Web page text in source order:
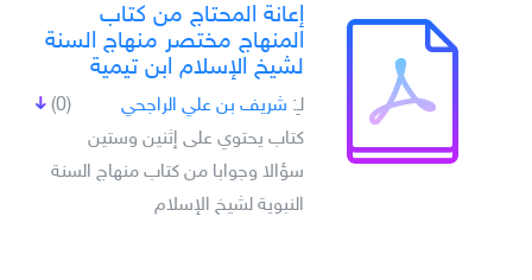
إعانة المحتاج من كتاب
المنهاج مختصر منهاج السنة
لشيخ الإسلام ابن تيمية
(0) لـِ: شريف بن علي الراجحي
كتاب يحتوي على إثنين وستين
سؤالا وجوابا من كتاب منهاج السنة
النبوية لشيخ الإسلام